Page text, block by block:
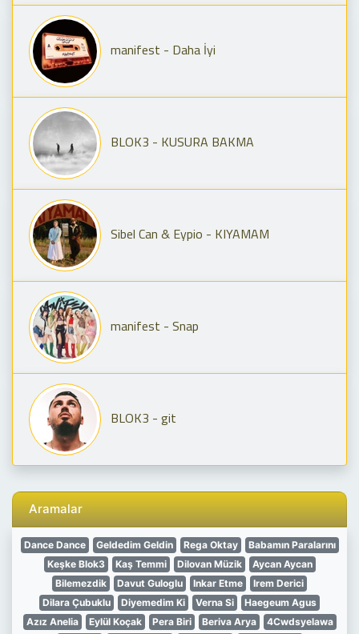
manifest - Daha İyi
BLOK3 - KUSURA BAKMA
Sibel Can & Eypio - KIYAMAM
manifest - Snap
BLOK3 - git
Aramalar
Dance Dance Geldedim Geldin Rega Oktay
Babamın Paralarını
Keşke Blok3
Kaş Temmi Dilovan Müzik
Aycan Aycan
Bilemezdik
Davut Guloglu Inkar Etme
Irem Derici
Dilara Çubuklu
Diyemedim Ki Verna Si
Haegeum Agus
Azız Anelia
Eylül Koçak Pera Biri Beriva Arya
4Cwdsyelawa